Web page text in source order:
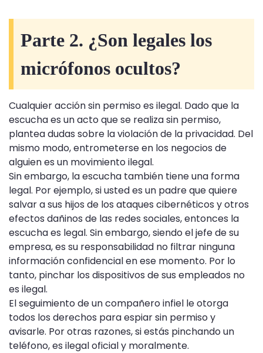
Parte 2. ¿Son legales los
micrófonos ocultos?
Cualquier acción sin permiso es ilegal. Dado que la
escucha es un acto que se realiza sin permiso,
plantea dudas sobre la violación de la privacidad. Del
mismo modo, entrometerse en los negocios de
alguien es un movimiento ilegal.
Sin embargo, la escucha también tiene una forma
legal. Por ejemplo, si usted es un padre que quiere
salvar a sus hijos de los ataques cibernéticos y otros
efectos dañinos de las redes sociales, entonces la
escucha es legal. Sin embargo, siendo el jefe de su
empresa, es su responsabilidad no filtrar ninguna
información confidencial en ese momento. Por lo
tanto, pinchar los dispositivos de sus empleados no
es ilegal.
El seguimiento de un compañero infiel le otorga
todos los derechos para espiar sin permiso y
avisarle. Por otras razones, si estás pinchando un
teléfono, es ilegal oficial y moralmente.